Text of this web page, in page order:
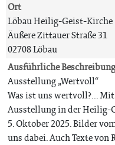
Ort
Löbau Heilig-Geist-Kirche
Äußere Zittauer Straße 31
02708 Löbau
Ausführliche Beschreibung
Ausstellung „Wertvoll“
Was ist uns wertvoll?...
Ausstellung in der Heilig-
5. Oktober 2025. Bilder
uns dabei. Auch Texte von